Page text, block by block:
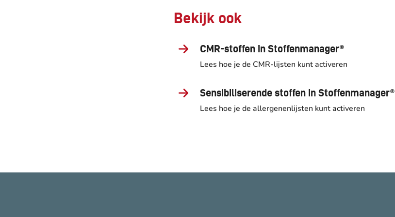
Bekijk ook
CMR-stoffen in Stoffenmanager®
Lees hoe je de CMR-lijsten kunt activeren
Sensibiliserende stoffen in Stoffenmanager®
Lees hoe je de allergenenlijsten kunt activeren